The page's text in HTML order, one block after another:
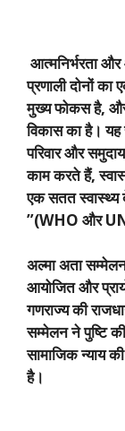
आत्मनिर्भरता
प्रणाली दोनों
मुख्य फोकस है,
विकास का है। यह
परिवार और
काम करते हैं,
एक सतत
”(WHO और
अल्मा अता
आयोजित और
गणराज्य की
सम्मेलन ने पुष्टि
सामाजिक न्याय
है।